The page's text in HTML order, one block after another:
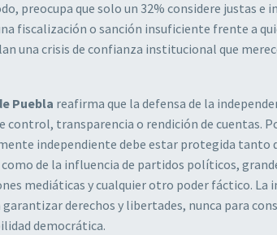
preocupa que solo un 32% considere justas e
fiscalización o sanción insuficiente frente a
una crisis de confianza institucional que
Puebla reafirma que la defensa de la
control, transparencia o rendición de cuentas.
independiente debe estar protegida tanto
de la influencia de partidos políticos,
mediáticas y cualquier otro poder fáctico. La
derechos y libertades, nunca para
democrática.